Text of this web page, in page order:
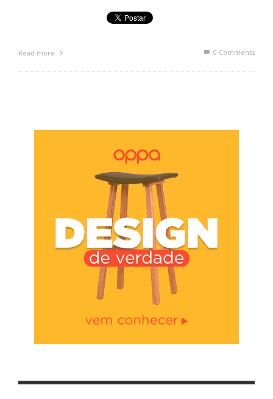
Read more 0 Comments